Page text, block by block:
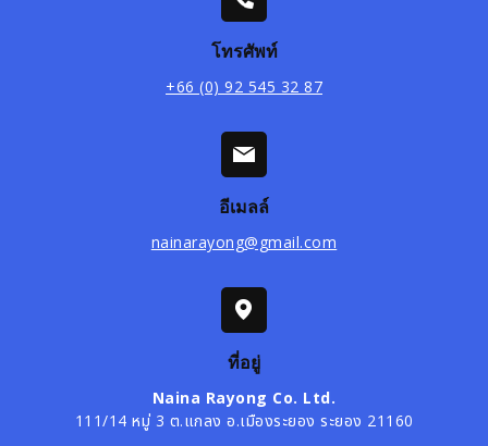
โทรศัพท์
+66 (0) 92 545 32 87
อีเมลล์
nainarayong@gmail.com
ที่อยู่
Naina Rayong Co. Ltd.
111/14 หมู่ 3 ต.แกลง อ.เมืองระยอง ระยอง 21160